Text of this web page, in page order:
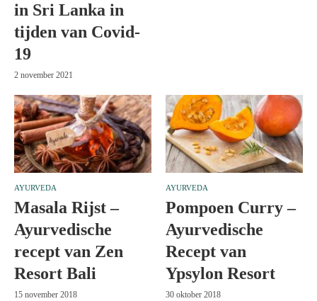
in Sri Lanka in
tijden van Covid-
19
2 november 2021
AYURVEDA
Masala Rijst –
Ayurvedische
recept van Zen
Resort Bali
15 november 2018
AYURVEDA
Pompoen Curry –
Ayurvedische
Recept van
Ypsylon Resort
30 oktober 2018